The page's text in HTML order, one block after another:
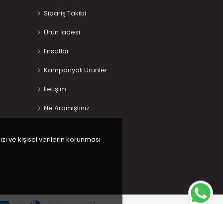
Sipariş Takibi
Ürün İadesi
Fırsatlar
Kampanyalı Ürünler
İletişim
Ne Aramıştınız…
ve kişisel verilerin korunması